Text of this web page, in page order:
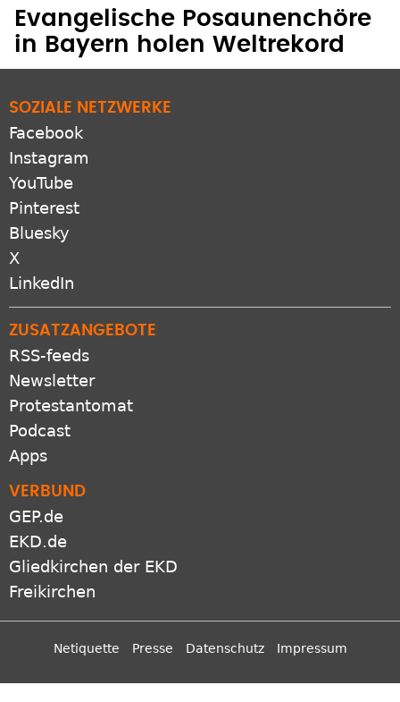
Evangelische Posaunenchöre
in Bayern holen Weltrekord
SOZIALE NETZWERKE
Facebook
Instagram
YouTube
Pinterest
Bluesky
X
LinkedIn
ZUSATZANGEBOTE
RSS-feeds
Newsletter
Protestantomat
Podcast
Apps
VERBUND
GEP.de
EKD.de
Gliedkirchen der EKD
Freikirchen
Netiquette Presse Datenschutz Impressum